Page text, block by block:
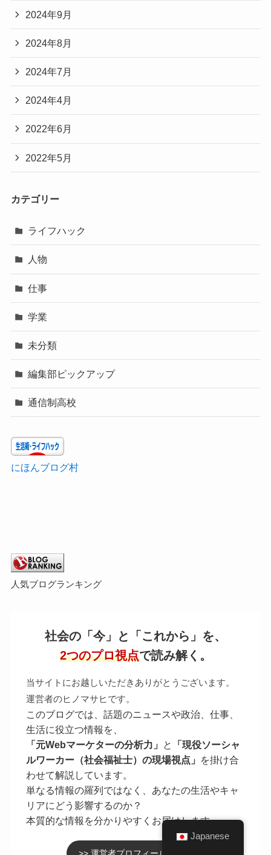
2024年9月
2024年8月
2024年7月
2024年4月
2022年6月
2022年5月
カテゴリー
ライフハック
人物
仕事
学業
未分類
編集部ピックアップ
通信制高校
にほんブログ村
人気ブログランキング
社会の「今」と「これから」を、
2つのプロ視点で読み解く。
当サイトにお越しいただきありがとうございます。
運営者のヒノマサヒです。
このブログでは、話題のニュースや政治、仕事、
生活に役立つ情報を、
「元Webマーケターの分析力」
と
「現役ソーシャ
ルワーカー（社会福祉士）の現場視点」
を掛け合
わせて解説しています。
単なる情報の羅列ではなく、あなたの生活やキャ
リアにどう影響するのか？
本質的な情報を分かりやすくお届けします。
Japanese